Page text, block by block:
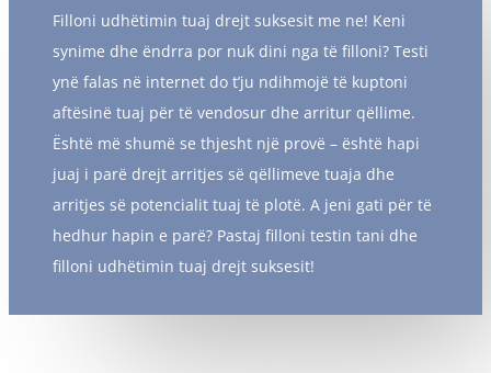
Filloni udhëtimin tuaj drejt suksesit me ne! Keni
synime dhe ëndrra por nuk dini nga të filloni? Testi
ynë falas në internet do t’ju ndihmojë të kuptoni
aftësinë tuaj për të vendosur dhe arritur qëllime.
Është më shumë se thjesht një provë – është hapi
juaj i parë drejt arritjes së qëllimeve tuaja dhe
arritjes së potencialit tuaj të plotë. A jeni gati për të
hedhur hapin e parë? Pastaj filloni testin tani dhe
filloni udhëtimin tuaj drejt suksesit!